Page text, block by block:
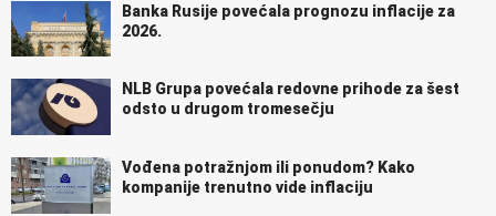
Banka Rusije povećala prognozu inflacije za
2026.
NLB Grupa povećala redovne prihode za šest
odsto u drugom tromesečju
Vođena potražnjom ili ponudom? Kako
kompanije trenutno vide inflaciju